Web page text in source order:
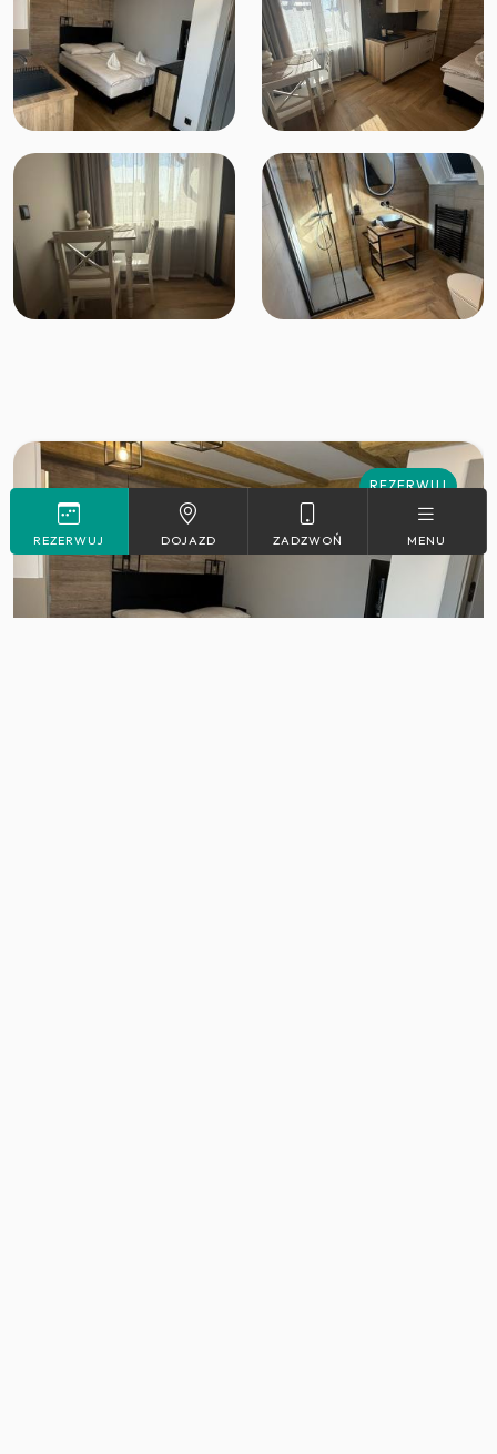
REZERWUJ
REZERWUJ DOJAZD ZADZWOŃ MENU